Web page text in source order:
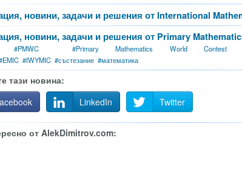
новини, задачи и решения от International
новини, задачи и решения от Primary
#PMWC #Primary Mathematics World Contest
EMIC #IWYMIC #състезание #математика
тази новина:
LinkedIn Twitter
от AlekDimitrov.com: